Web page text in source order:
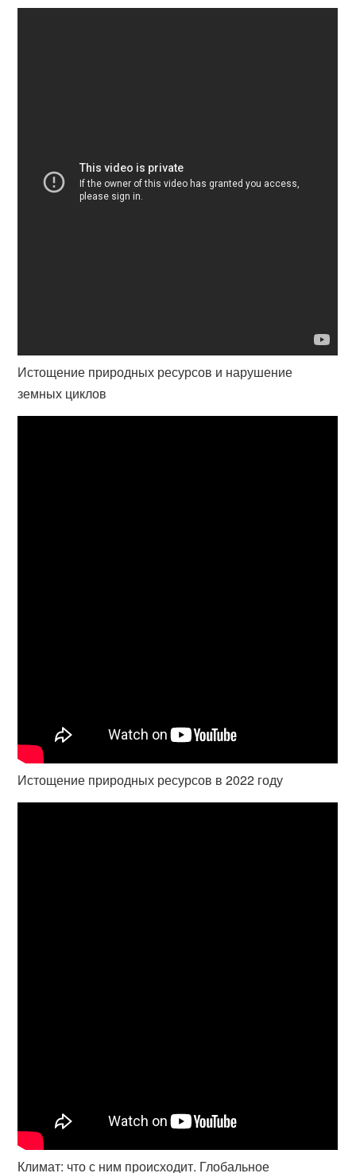
Истощение природных ресурсов и нарушение
земных циклов
Истощение природных ресурсов в 2022 году
Климат: что с ним происходит. Глобальное